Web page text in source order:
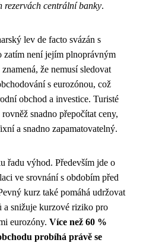
rezervách centrální banky.
lev de facto svázán s
zatím není jejím plnoprávným
že nemusí sledovat
s eurozónou, což
obchod a investice. Turisté
snadno přepočítat ceny,
a snadno zapamatovatelný.
řadu výhod. Především jde o
ve srovnání s obdobím před
kurz také pomáhá udržovat
a snižuje kurzové riziko pro
eurozóny. Více než 60 %
probíhá právě se